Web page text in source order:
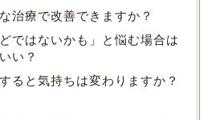
治療で改善できますか？
ではないかも」と悩む場合は
い？
ると気持ちは変わりますか？